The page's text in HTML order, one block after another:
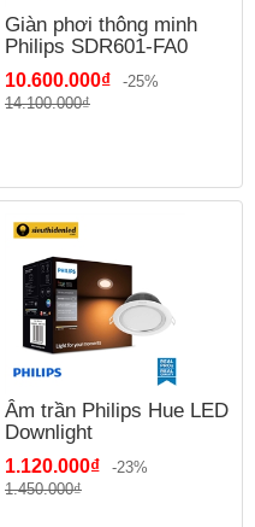
Giàn phơi thông minh
Philips SDR601-FA0
10.600.000₫
-25%
14.100.000₫
Âm trần Philips Hue LED
Downlight
1.120.000₫
-23%
1.450.000₫